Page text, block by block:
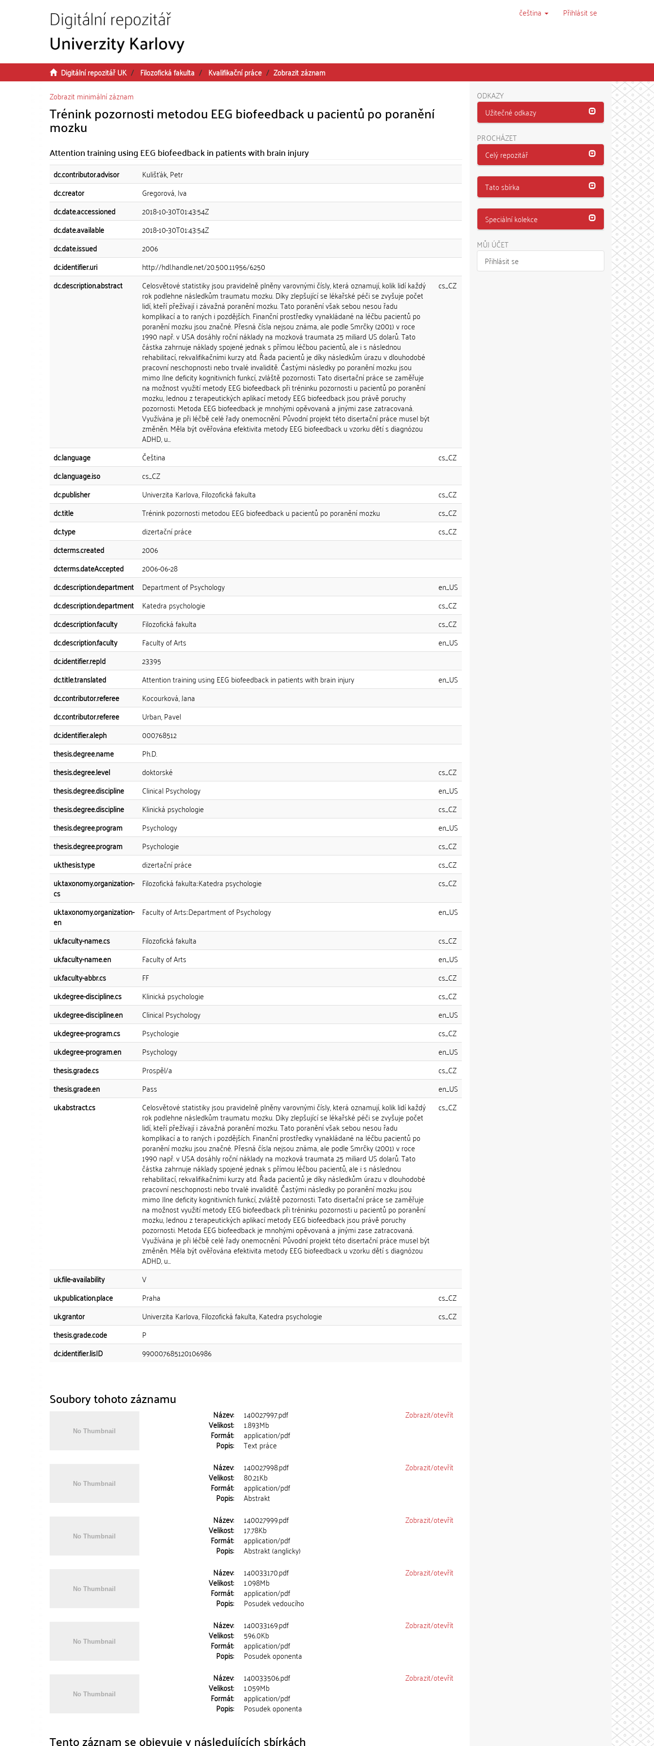
čeština Přihlásit se
Digitální repozitář UK Filozofická fakulta Kvalifikační práce
Zobrazit záznam
Zobrazit minimální záznam
Trénink pozornosti metodou EEG biofeedback u pacientů po poranění
mozku
Attention training using EEG biofeedback in patients with brain injury
dc.contributor.advisor
Kulišťák, Petr
dc.creator
Gregorová, Iva
dc.date.accessioned
2018-10-30T01:43:54Z
dc.date.available
2018-10-30T01:43:54Z
dc.date.issued
2006
dc.identifier.uri
http://hdl.handle.net/20.500.11956/6250
dc.description.abstract
Celosvětové statistiky jsou pravidelně plněny varovnými čísly, která oznamují, kolik lidí každý
rok podlehne následkům traumatu mozku. Díky zlepšující se lékařské péči se zvyšuje počet
lidí, kteří přežívají i závažná poranění mozku. Tato poranění však sebou nesou řadu
komplikací a to raných i pozdějších. Finanční prostředky vynakládané na léčbu pacientů po
poranění mozku jsou značné. Přesná čísla nejsou známa, ale podle Smrčky (2001) v roce
1990 např. v USA dosáhly roční náklady na mozková traumata 25 miliard US dolarů. Tato
částka zahrnuje náklady spojené jednak s přímou léčbou pacientů, ale i s následnou
rehabilitací, rekvalifikačními kurzy atd. Řada pacientů je díky následkům úrazu v dlouhodobé
pracovní neschopnosti nebo trvalé invaliditě. Častými následky po poranění mozku jsou
mimo Jlne deficity kognitivních funkcí, zvláště pozornosti. Tato disertační práce se zaměřuje
na možnost využití metody EEG biofeedback při tréninku pozornosti u pacientů po poranění
mozku, Jednou z terapeutických aplikací metody EEG biofeedback jsou právě poruchy
pozornosti. Metoda EEG biofeedback je mnohými opěvovaná a jinými zase zatracovaná.
Využívána je při léčbě celé řady onemocnění. Původní projekt této disertační práce musel být
změněn. Měla být ověřována efektivita metody EEG biofeedback u vzorku dětí s diagnózou
ADHD, u...
cs_CZ
dc.language Čeština
cs_CZ
dc.language.iso
cs_CZ
dc.publisher
Univerzita Karlova, Filozofická fakulta
cs_CZ
dc.title
Trénink pozornosti metodou EEG biofeedback u pacientů po poranění mozku
cs_CZ
dc.type
dizertační práce
cs_CZ
dcterms.created
2006
dcterms.dateAccepted
2006-06-28
dc.description.department
Department of Psychology
en_US
dc.description.department
Katedra psychologie
cs_CZ
dc.description.faculty
Filozofická fakulta
cs_CZ
dc.description.faculty
Faculty of Arts
en_US
dc.identifier.repId
23395
dc.title.translated
Attention training using EEG biofeedback in patients with brain injury
en_US
dc.contributor.referee
Kocourková, Jana
dc.contributor.referee
Urban, Pavel
dc.identifier.aleph
000768512
thesis.degree.name
Ph.D.
thesis.degree.level
doktorské
cs_CZ
thesis.degree.discipline
Clinical Psychology
en_US
thesis.degree.discipline
Klinická psychologie
cs_CZ
thesis.degree.program
Psychology
en_US
thesis.degree.program
Psychologie
cs_CZ
uk.thesis.type
dizertační práce
cs_CZ
uk.taxonomy.organization-
cs
Filozofická fakulta::Katedra psychologie cs_CZ
uk.taxonomy.organization-
en
Faculty of Arts::Department of Psychology en_US
uk.faculty-name.cs Filozofická fakulta
cs_CZ
uk.faculty-name.en
Faculty of Arts
en_US
uk.faculty-abbr.cs
FF
cs_CZ
uk.degree-discipline.cs
Klinická psychologie
cs_CZ
uk.degree-discipline.en
Clinical Psychology
en_US
uk.degree-program.cs
Psychologie
cs_CZ
uk.degree-program.en
Psychology
en_US
thesis.grade.cs
Prospěl/a
cs_CZ
thesis.grade.en
Pass
en_US
uk.abstract.cs
Celosvětové statistiky jsou pravidelně plněny varovnými čísly, která oznamují, kolik lidí každý
rok podlehne následkům traumatu mozku. Díky zlepšující se lékařské péči se zvyšuje počet
lidí, kteří přežívají i závažná poranění mozku. Tato poranění však sebou nesou řadu
komplikací a to raných i pozdějších. Finanční prostředky vynakládané na léčbu pacientů po
poranění mozku jsou značné. Přesná čísla nejsou známa, ale podle Smrčky (2001) v roce
1990 např. v USA dosáhly roční náklady na mozková traumata 25 miliard US dolarů. Tato
částka zahrnuje náklady spojené jednak s přímou léčbou pacientů, ale i s následnou
rehabilitací, rekvalifikačními kurzy atd. Řada pacientů je díky následkům úrazu v dlouhodobé
pracovní neschopnosti nebo trvalé invaliditě. Častými následky po poranění mozku jsou
mimo Jlne deficity kognitivních funkcí, zvláště pozornosti. Tato disertační práce se zaměřuje
na možnost využití metody EEG biofeedback při tréninku pozornosti u pacientů po poranění
mozku, Jednou z terapeutických aplikací metody EEG biofeedback jsou právě poruchy
pozornosti. Metoda EEG biofeedback je mnohými opěvovaná a jinými zase zatracovaná.
Využívána je při léčbě celé řady onemocnění. Původní projekt této disertační práce musel být
změněn. Měla být ověřována efektivita metody EEG biofeedback u vzorku dětí s diagnózou
ADHD, u...
cs_CZ
uk.file-availability
V
uk.publication.place
Praha
cs_CZ
uk.grantor
Univerzita Karlova, Filozofická fakulta, Katedra psychologie
cs_CZ
thesis.grade.code
P
dc.identifier.lisID
990007685120106986
Soubory tohoto záznamu
Název: 140027997.pdf
Velikost: 1.893Mb
Formát: application/pdf
Popis: Text práce
Zobrazit/otevřít
Název: 140027998.pdf
Velikost: 80.21Kb
Formát: application/pdf
Popis: Abstrakt
Zobrazit/otevřít
Název: 140027999.pdf
Velikost: 17.78Kb
Formát: application/pdf
Popis: Abstrakt (anglicky)
Zobrazit/otevřít
Název: 140033170.pdf
Velikost: 1.098Mb
Formát: application/pdf
Popis: Posudek vedoucího
Zobrazit/otevřít
Název: 140033169.pdf
Velikost: 596.0Kb
Formát: application/pdf
Popis: Posudek oponenta
Zobrazit/otevřít
Název: 140033506.pdf
Velikost: 1.059Mb
Formát: application/pdf
Popis: Posudek oponenta
Zobrazit/otevřít
Tento záznam se objevuje v následujících sbírkách
ODKAZY
Užitečné odkazy
PROCHÁZET
Celý repozitář
Tato sbírka
Speciální kolekce
MŮJ ÚČET
Přihlásit se